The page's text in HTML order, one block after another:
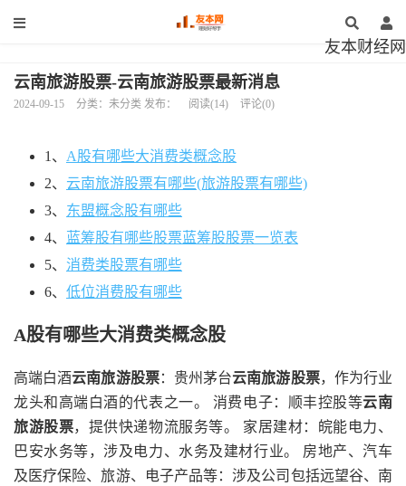
友本财经网
云南旅游股票-云南旅游股票最新消息
2024-09-15 分类：未分类 发布： 阅读(14) 评论(0)
1、 A股有哪些大消费类概念股
2、 云南旅游股票有哪些(旅游股票有哪些)
3、 东盟概念股有哪些
4、
蓝筹股有哪些股票蓝筹股股票一览表
5、 消费类股票有哪些
6、 低位消费股有哪些
A股有哪些大消费类概念股
高端白酒云南旅游股票：贵州茅台云南旅游股票，作为行业
龙头和高端白酒的代表之一。 消费电子：顺丰控股等云南
旅游股票，提供快递物流服务等。 家居建材：皖能电力、
巴安水务等，涉及电力、水务及建材行业。 房地产、汽车
及医疗保险、旅游、电子产品等：涉及公司包括远望谷、南